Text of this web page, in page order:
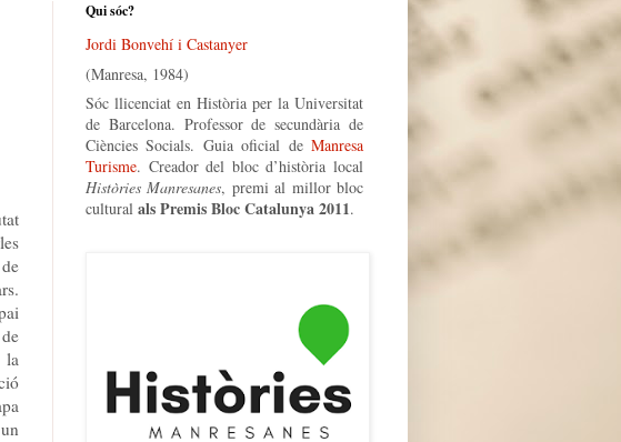
la
Qui sóc?
Jordi Bonvehí i Castanyer
(Manresa, 1984)
Sóc llicenciat en Història per la Universitat
de Barcelona. Professor de secundària de
Ciències Socials. Guia oficial de Manresa
Turisme. Creador del bloc d’història local
Històries Manresanes, premi al millor bloc
cultural als Premis Bloc Catalunya 2011.